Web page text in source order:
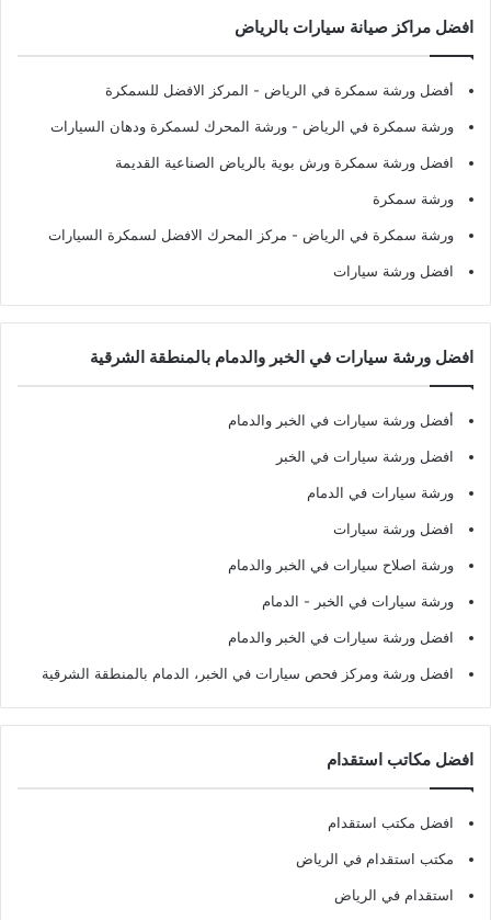
افضل مراكز صيانة سيارات بالرياض
أفضل ورشة سمكرة في الرياض - المركز الافضل للسمكرة
ورشة سمكرة في الرياض - ورشة المحرك لسمكرة ودهان السيارات
افضل ورشة سمكرة ورش بوية بالرياض الصناعية القديمة
ورشة سمكرة
ورشة سمكرة في الرياض - مركز المحرك الافضل لسمكرة السيارات
افضل ورشة سيارات
افضل ورشة سيارات في الخبر والدمام بالمنطقة الشرقية
أفضل ورشة سيارات في الخبر والدمام
افضل ورشة سيارات في الخبر
ورشة سيارات في الدمام
افضل ورشة سيارات
ورشة اصلاح سيارات في الخبر والدمام
ورشة سيارات في الخبر - الدمام
افضل ورشة سيارات في الخبر والدمام
افضل ورشة ومركز فحص سيارات في الخبر، الدمام بالمنطقة الشرقية
افضل مكاتب استقدام
افضل مكتب استقدام
مكتب استقدام في الرياض
استقدام في الرياض